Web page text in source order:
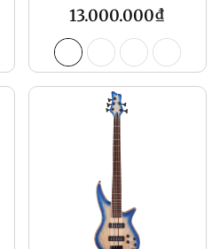
Giá
gốc
13.000.000₫